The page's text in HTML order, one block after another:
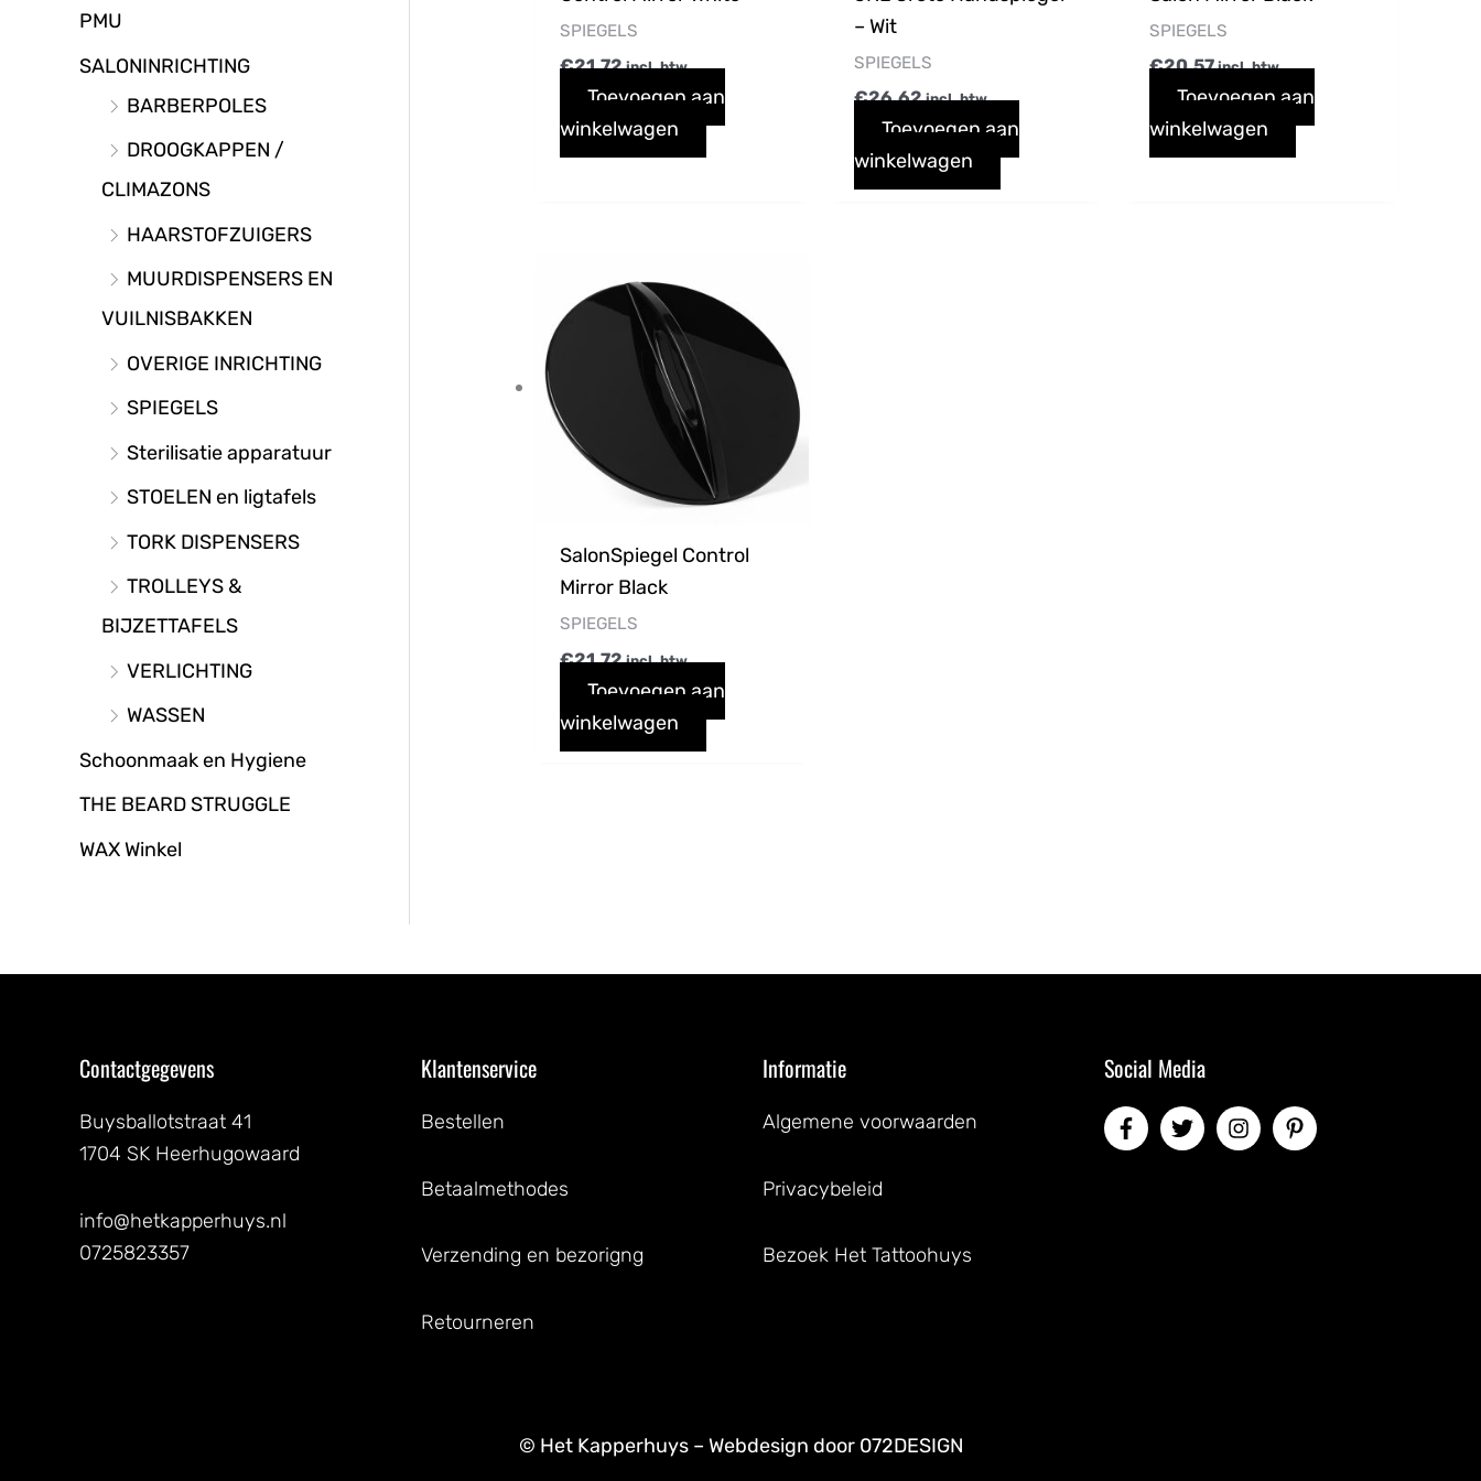
PMU
SALONINRICHTING
BARBERPOLES
DROOGKAPPEN /
CLIMAZONS
HAARSTOFZUIGERS
MUURDISPENSERS EN
VUILNISBAKKEN
OVERIGE INRICHTING
SPIEGELS
Sterilisatie apparatuur
STOELEN en ligtafels
TORK DISPENSERS
TROLLEYS &
BIJZETTAFELS
VERLICHTING
WASSEN
Schoonmaak en Hygiene
THE BEARD STRUGGLE
WAX Winkel
SPIEGELS
€21,72 incl. btw
Toevoegen aan
winkelwagen
– Wit
SPIEGELS
€26,62 incl. btw
Toevoegen aan
winkelwagen
SPIEGELS
€20,57 incl. btw
Toevoegen aan
winkelwagen
SalonSpiegel Control
Mirror Black
SPIEGELS
€21,72 incl. btw
Toevoegen aan
winkelwagen
Contactgegevens
Buysballotstraat 41
1704 SK Heerhugowaard
info@hetkapperhuys.nl
0725823357
Klantenservice
Bestellen
Betaalmethodes
Verzending en bezorigng
Retourneren
Informatie
Algemene voorwaarden
Privacybeleid
Bezoek Het Tattoohuys
Social Media
© Het Kapperhuys – Webdesign door 072DESIGN